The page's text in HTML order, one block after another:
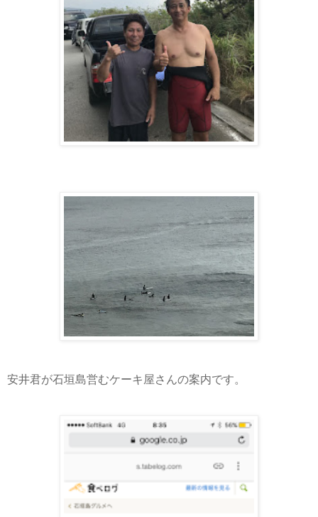
安井君が石垣島営むケーキ屋さんの案内です。